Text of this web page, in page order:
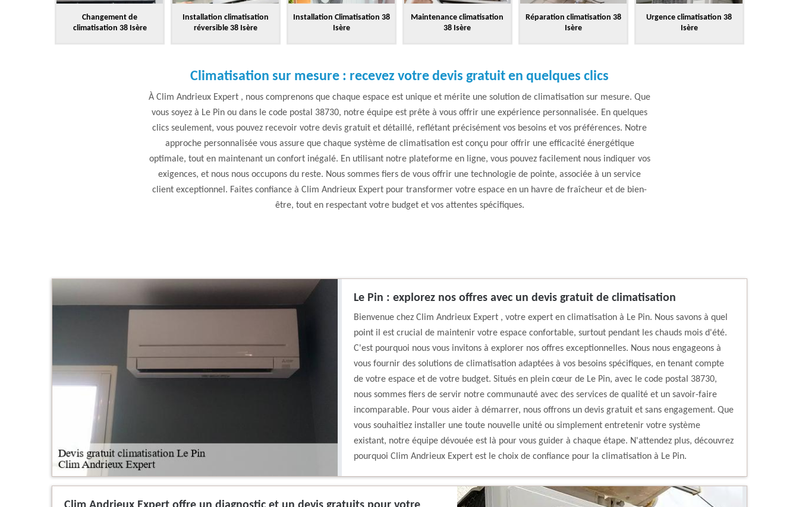
Changement de
climatisation 38 Isère
Installation climatisation
réversible 38 Isère
Installation Climatisation 38
Isère
Maintenance climatisation
38 Isère
Réparation climatisation 38
Isère
Urgence climatisation 38
Isère
Climatisation sur mesure : recevez votre devis gratuit en quelques clics
À Clim Andrieux Expert , nous comprenons que chaque espace est unique et mérite une solution de climatisation sur mesure. Que
vous soyez à Le Pin ou dans le code postal 38730, notre équipe est prête à vous offrir une expérience personnalisée. En quelques
clics seulement, vous pouvez recevoir votre devis gratuit et détaillé, reflétant précisément vos besoins et vos préférences. Notre
approche personnalisée vous assure que chaque système de climatisation est conçu pour offrir une efficacité énergétique
optimale, tout en maintenant un confort inégalé. En utilisant notre plateforme en ligne, vous pouvez facilement nous indiquer vos
exigences, et nous nous occupons du reste. Nous sommes fiers de vous offrir une technologie de pointe, associée à un service
client exceptionnel. Faites confiance à Clim Andrieux Expert pour transformer votre espace en un havre de fraîcheur et de bien-
être, tout en respectant votre budget et vos attentes spécifiques.
Le Pin : explorez nos offres avec un devis gratuit de climatisation
Bienvenue chez Clim Andrieux Expert , votre expert en climatisation à Le Pin. Nous savons à quel
point il est crucial de maintenir votre espace confortable, surtout pendant les chauds mois d'été.
C'est pourquoi nous vous invitons à explorer nos offres exceptionnelles. Nous nous engageons à
vous fournir des solutions de climatisation adaptées à vos besoins spécifiques, en tenant compte
de votre espace et de votre budget. Situés en plein cœur de Le Pin, avec le code postal 38730,
nous sommes fiers de servir notre communauté avec des services de qualité et un savoir-faire
incomparable. Pour vous aider à démarrer, nous offrons un devis gratuit et sans engagement. Que
vous souhaitiez installer une toute nouvelle unité ou simplement entretenir votre système
existant, notre équipe dévouée est là pour vous guider à chaque étape. N'attendez plus, découvrez
pourquoi Clim Andrieux Expert est le choix de confiance pour la climatisation à Le Pin.